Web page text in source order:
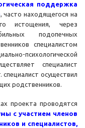
поддержка
, часто находящегося на
истощения, через
подопечных
специалистом
психологической
специалист
осуществил
родственников.
проекта проводятся
с участием членов
и специалистов,